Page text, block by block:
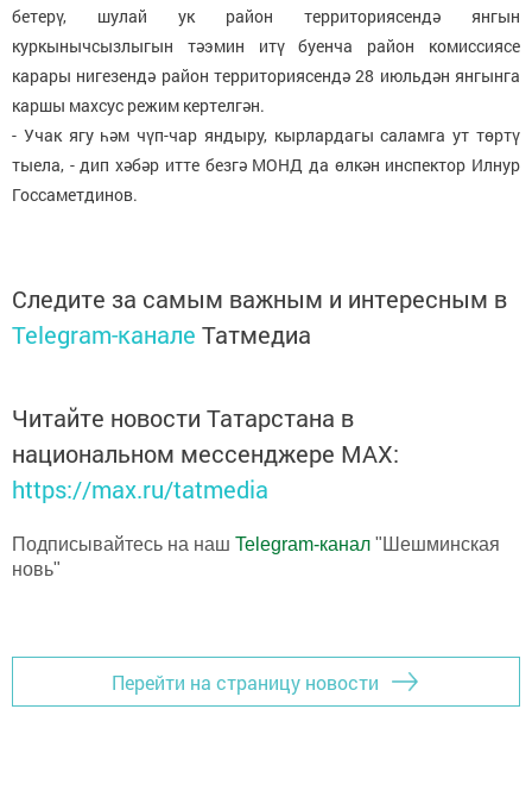
бетерү, шулай ук район территориясендә янгын
куркынычсызлыгын тәэмин итү буенча район комиссиясе
карары нигезендә район территориясендә 28 июльдән янгынга
каршы махсус режим кертелгән.
- Учак ягу һәм чүп-чар яндыру, кырлардагы саламга ут төртү
тыела, - дип хәбәр итте безгә МОНД да өлкән инспектор Илнур
Госсаметдинов.
Следите за самым важным и интересным в
Telegram-канале Татмедиа
Читайте новости Татарстана в
национальном мессенджере MАХ:
https://max.ru/tatmedia
Подписывайтесь на наш Telegram-канал "Шешминская
новь"
Перейти на страницу новости